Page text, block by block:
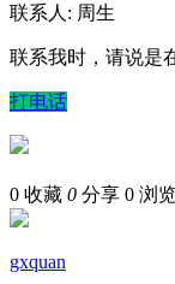
联系人: 周生
联系我时，请说是
打电话
0 收藏 0 分享 0 浏
gxquan